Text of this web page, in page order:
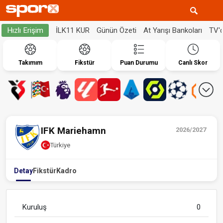
Hızlı Erişim İLK11 KUR Günün Özeti At Yarışı Bankoları
Takımım Fikstür Puan Durumu Canlı Skor
2026/2027
IFK Mariehamn
Türkiye
DetayFikstür Kadro
Kuruluş 0